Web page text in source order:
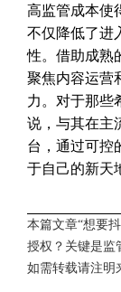
高监管成本使
不仅降低了进
性。借助成熟
聚焦内容运营
力。对于那些
说，与其在主
台，通过可控
于自己的新天
本篇文章“想要
授权？关键是监
如需转载请注明